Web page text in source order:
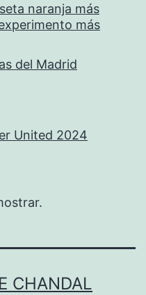
naranja más
más
del Madrid
United 2024
CHANDAL